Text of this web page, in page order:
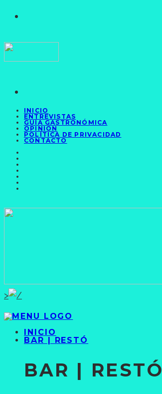
INICIO
ENTREVISTAS
GUÍA GASTRONÓMICA
OPINIÓN
POLÍTICA DE PRIVACIDAD
CONTACTO
>
INICIO
BAR | RESTÓ
BAR | RESTÓ